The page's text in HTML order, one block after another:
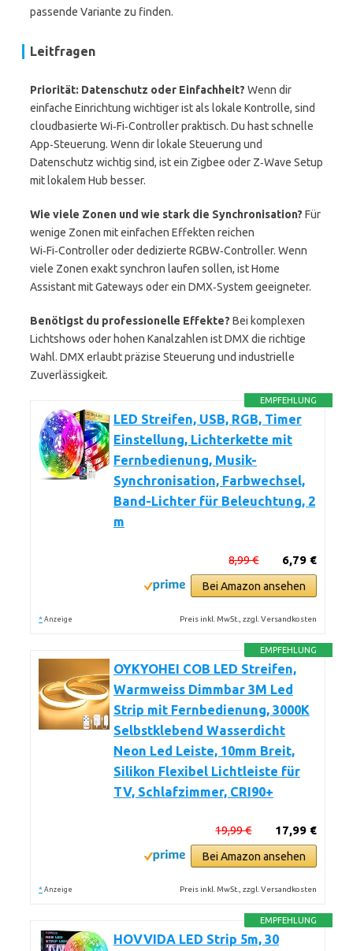
passende Variante zu finden.
Leitfragen
Priorität: Datenschutz oder Einfachheit? Wenn dir
einfache Einrichtung wichtiger ist als lokale Kontrolle, sind
cloudbasierte Wi‑Fi‑Controller praktisch. Du hast schnelle
App‑Steuerung. Wenn dir lokale Steuerung und
Datenschutz wichtig sind, ist ein Zigbee oder Z‑Wave Setup
mit lokalem Hub besser.
Wie viele Zonen und wie stark die Synchronisation? Für
wenige Zonen mit einfachen Effekten reichen
Wi‑Fi‑Controller oder dedizierte RGBW‑Controller. Wenn
viele Zonen exakt synchron laufen sollen, ist Home
Assistant mit Gateways oder ein DMX‑System geeigneter.
Benötigst du professionelle Effekte? Bei komplexen
Lichtshows oder hohen Kanalzahlen ist DMX die richtige
Wahl. DMX erlaubt präzise Steuerung und industrielle
Zuverlässigkeit.
EMPFEHLUNG
LED Streifen, USB, RGB, Timer
Einstellung, Lichterkette mit
Fernbedienung, Musik-
Synchronisation, Farbwechsel,
Band-Lichter für Beleuchtung, 2
m
6,79 €
8,99 €
Bei Amazon ansehen
* Anzeige Preis inkl. MwSt., zzgl. Versandkosten
EMPFEHLUNG
OYKYOHEI COB LED Streifen,
Warmweiss Dimmbar 3M Led
Strip mit Fernbedienung, 3000K
Selbstklebend Wasserdicht
Neon Led Leiste, 10mm Breit,
Silikon Flexibel Lichtleiste für
TV, Schlafzimmer, CRI90+
17,99 €
19,99 €
Bei Amazon ansehen
* Anzeige Preis inkl. MwSt., zzgl. Versandkosten
EMPFEHLUNG
HOVVIDA LED Strip 5m, 30